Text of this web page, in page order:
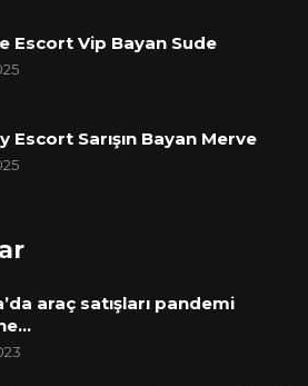
Escort Vip Bayan Sude
Escort Sarışın Bayan Merve
araç satışları pandemi